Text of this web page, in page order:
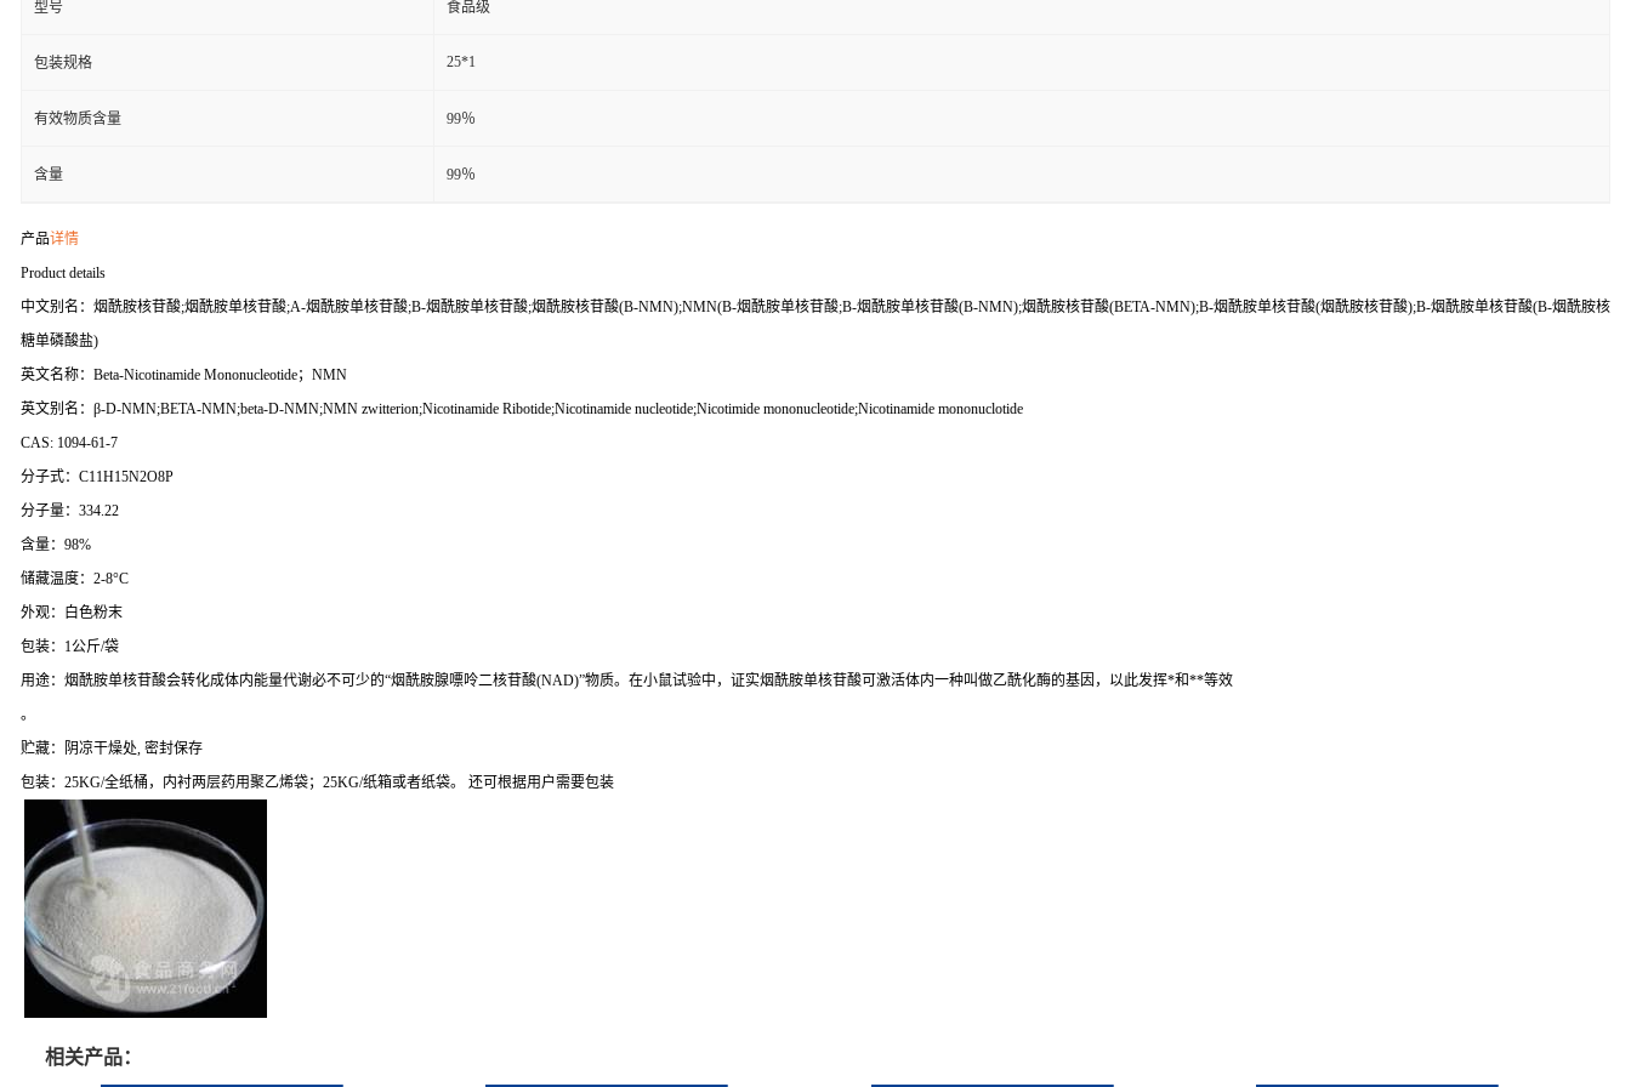
型号 食品级
包装规格 25*1
有效物质含量 99％
含量 99％
产品详情
Product details
中文别名：烟酰胺核苷酸;烟酰胺单核苷酸;A-烟酰胺单核苷酸;Β-烟酰胺单核苷酸;烟酰胺核苷酸(Β-NMN);NMN(Β-烟酰胺单核苷酸;Β-烟酰胺单核苷酸(Β-NMN);烟酰胺核苷酸(BETA-NMN);Β-烟酰胺单核苷酸(烟酰胺核苷酸);Β-烟酰胺单核苷酸(Β-烟酰胺核
糖单磷酸盐)
英文名称：Beta-Nicotinamide Mononucleotide；NMN
英文别名：β-D-NMN;BETA-NMN;beta-D-NMN;NMN zwitterion;Nicotinamide Ribotide;Nicotinamide nucleotide;Nicotimide mononucleotide;Nicotinamide mononuclotide
CAS: 1094-61-7
分子式：C11H15N2O8P
分子量：334.22
含量：98%
储藏温度：2-8°C
外观：白色粉末
包装：1公斤/袋
用途：烟酰胺单核苷酸会转化成体内能量代谢必不可少的“烟酰胺腺嘌呤二核苷酸(NAD)”物质。在小鼠试验中，证实烟酰胺单核苷酸可激活体内一种叫做乙酰化酶的基因，以此发挥*和**等效
。
贮藏：阴凉干燥处, 密封保存
包装：25KG/全纸桶，内衬两层药用聚乙烯袋；25KG/纸箱或者纸袋。 还可根据用户需要包装
相关产品：